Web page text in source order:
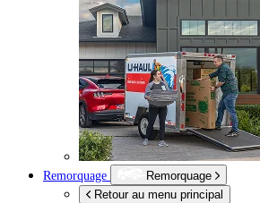
Remorquage
Remorquage
Retour au menu principal